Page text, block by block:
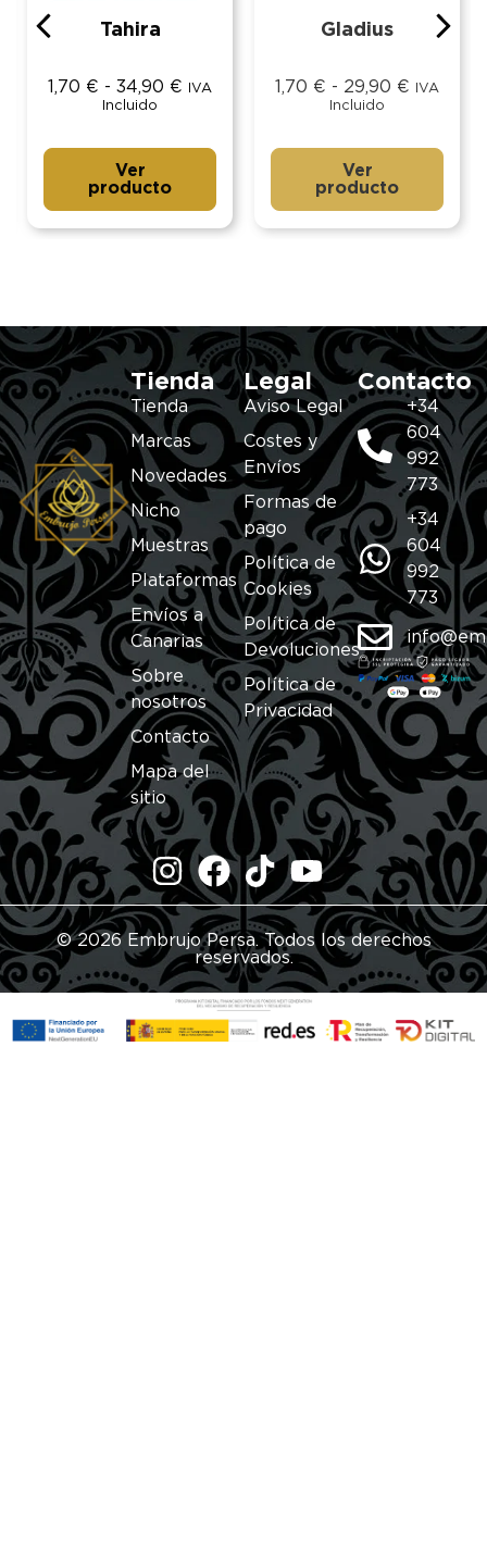
Tahira
1,70 € - 34,90 €
IVA
Incluido
Ver
producto
Gladius
1,70 € - 29,90 €
IVA
Incluido
Ver
producto
Tienda
Tienda
Marcas
Novedades
Nicho
Muestras
Plataformas
Envíos a
Canarias
Sobre
nosotros
Contacto
Mapa del
sitio
Legal
Aviso Legal
Costes y
Envíos
Formas de
pago
Política de
Cookies
Política de
Devoluciones
Política de
Privacidad
Contacto
+34
604
992
773
+34
604
992
773
© 2026 Embrujo Persa. Todos los derechos
reservados.